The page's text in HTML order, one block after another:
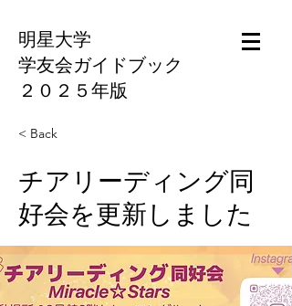
明星大学
学友会ガイドブック
​２０２５年版
< Back
チアリーディング同
好会を更新しました